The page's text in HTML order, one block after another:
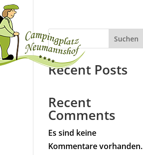
Suchen
Recent Posts
Recent
Comments
Es sind keine
Kommentare vorhanden.